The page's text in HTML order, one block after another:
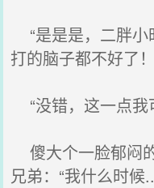
“是是是，二胖小
打的脑子都不好了
“没错，这一点我
傻大个一脸郁闷
兄弟：“我什么时候